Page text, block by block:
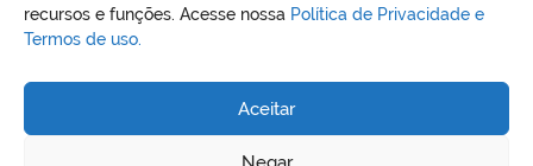
recursos e funções. Acesse nossa Política de Privacidade e
Termos de uso.
Aceitar
REDES SOCIAIS